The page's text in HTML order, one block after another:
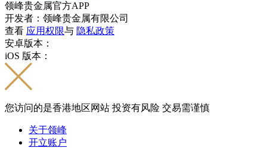
领峰贵金属官方APP
开发者：领峰贵金属有限公司
查看 应用权限与 隐私政策
安卓版本：
iOS 版本：
您访问的是香港地区网站 投资有风险 交易需谨慎
关于领峰
开立账户